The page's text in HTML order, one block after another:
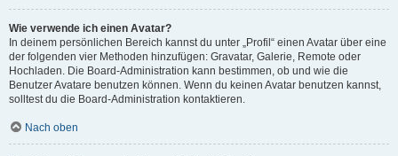
Wie verwende ich einen Avatar?
In deinem persönlichen Bereich kannst du unter „Profil“ einen Avatar über eine
der folgenden vier Methoden hinzufügen: Gravatar, Galerie, Remote oder
Hochladen. Die Board-Administration kann bestimmen, ob und wie die
Benutzer Avatare benutzen können. Wenn du keinen Avatar benutzen kannst,
solltest du die Board-Administration kontaktieren.
Nach oben